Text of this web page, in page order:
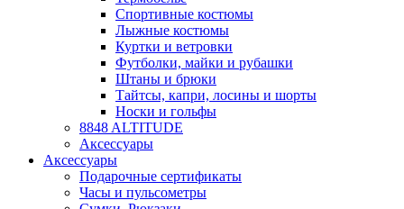
Спортивные костюмы
Лыжные костюмы
Куртки и ветровки
Футболки, майки и рубашки
Штаны и брюки
Тайтсы, капри, лосины и шорты
Носки и гольфы
8848 ALTITUDE
Аксессуары
Аксессуары
Подарочные сертификаты
Часы и пульсометры